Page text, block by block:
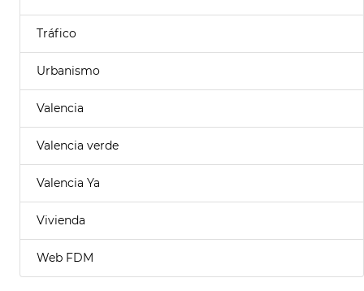
Tráfico
Urbanismo
Valencia
Valencia verde
Valencia Ya
Vivienda
Web FDM